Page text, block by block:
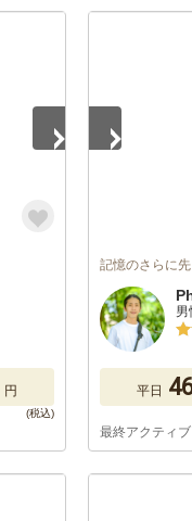
円
記憶のさらに
平日
最終アクティ